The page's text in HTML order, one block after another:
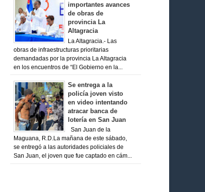
importantes avances
de obras de
provincia La
Altagracia
La Altagracia.- Las
obras de infraestructuras prioritarias
demandadas por la provincia La Altagracia
en los encuentros de “El Gobierno en la...
Se entrega a la
policía joven visto
en video intentando
atracar banca de
lotería en San Juan
San Juan de la
Maguana, R.D.La mañana de este sábado,
se entregó a las autoridades policiales de
San Juan, el joven que fue captado en cám...